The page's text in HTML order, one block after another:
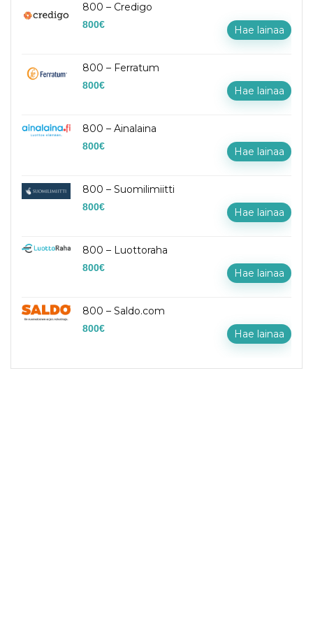
800 – Credigo
800€ Hae lainaa
800 – Ferratum
800€ Hae lainaa
800 – Ainalaina
800€ Hae lainaa
800 – Suomilimiitti
800€ Hae lainaa
800 – Luottoraha
800€ Hae lainaa
800 – Saldo.com
800€ Hae lainaa